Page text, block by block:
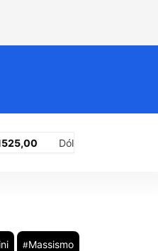
ley de fuego: un modelo que
Dólar MEP (Compra):
#Massismo